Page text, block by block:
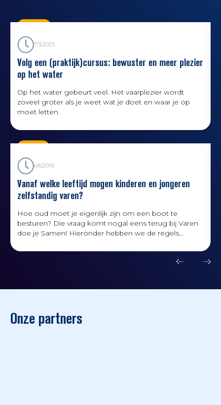
7/3/2025
Volg een (praktijk)cursus: bewuster en meer plezier
op het water
‍Op het water gebeurt veel. Het vaarplezier wordt
zoveel groter als je weet wat je doet en waar je op
moet letten.
6/6/2019
Vanaf welke leeftijd mogen kinderen en jongeren
zelfstandig varen?
Hoe oud moet je eigenlijk zijn om een boot te
besturen? Die vraag komt nogal eens terug bij Varen
doe je Samen! Hieronder hebben we de regels
schip op een rijtje gezet.
Onze partners